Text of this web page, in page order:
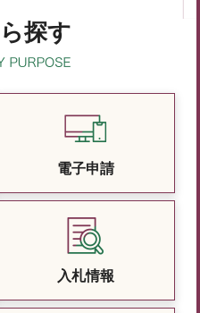
探す
電子申請
入札情報